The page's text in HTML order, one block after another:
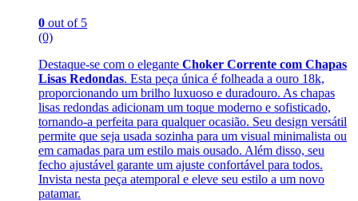
0 out of 5
(0)
Destaque-se com o elegante Choker Corrente com Chapas
Lisas Redondas. Esta peça única é folheada a ouro 18k,
proporcionando um brilho luxuoso e duradouro. As chapas
lisas redondas adicionam um toque moderno e sofisticado,
tornando-a perfeita para qualquer ocasião. Seu design versátil
permite que seja usada sozinha para um visual minimalista ou
em camadas para um estilo mais ousado. Além disso, seu
fecho ajustável garante um ajuste confortável para todos.
Invista nesta peça atemporal e eleve seu estilo a um novo
patamar.